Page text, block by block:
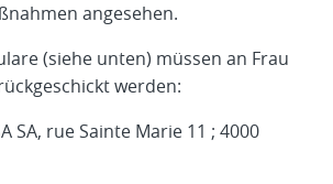
angesehen.
(siehe unten) müssen an Frau
werden:
SA, rue Sainte Marie 11 ; 4000